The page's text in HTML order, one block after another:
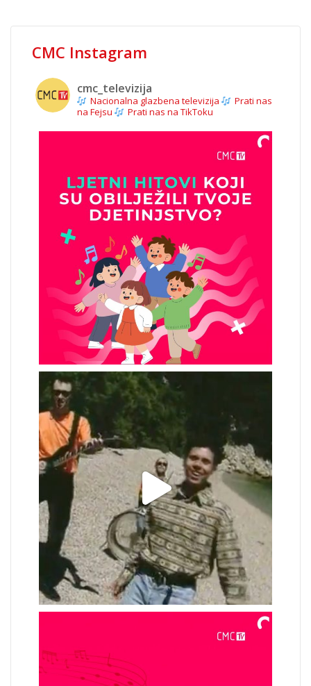
CMC Instagram
cmc_televizija
Nacionalna glazbena televizija
Prati nas
na Fejsu
Prati nas na TikToku